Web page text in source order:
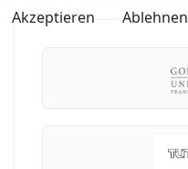
Akzeptieren
Ablehnen